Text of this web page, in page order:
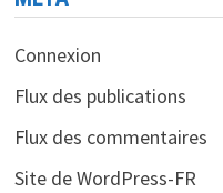
Connexion
Flux des publications
Flux des commentaires
Site de WordPress-FR